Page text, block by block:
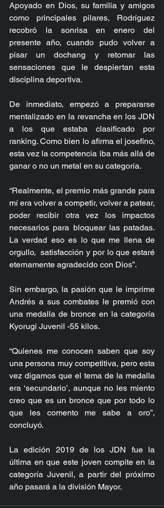
Apoyado en Dios, su familia y amigos
como principales pilares, Rodríguez
recobró la sonrisa en enero del
presente año, cuando pudo volver a
pisar un dochang y retomar las
sensaciones que le despiertan esta
disciplina deportiva.
De inmediato, empezó a prepararse
mentalizado en la revancha en los JDN
a los que estaba clasificado por
ranking. Como bien lo afirma el josefino,
esta vez la competencia iba más allá de
ganar o no un metal en su categoría.
“Realmente, el premio más grande para
mí era volver a competir, volver a patear,
poder recibir otra vez los impactos
necesarios para bloquear las patadas.
La verdad eso es lo que me llena de
orgullo,  satisfacción y por lo que estaré
eternamente agradecido con Dios”.
Sin embargo, la pasión que le imprime
Andrés a sus combates le premió con
una medalla de bronce en la categoría
Kyorugi Juvenil -55 kilos.
“Quienes me conocen saben que soy
una persona muy competitiva, pero esta
vez digamos que el tema de la medalla
era ‘secundario’, aunque no les miento
creo que es un bronce que por todo lo
que les comento me sabe a oro”,
concluyó.
La edición 2019 de los JDN fue la
última en que este joven compite en la
categoría Juvenil, a partir del próximo
año pasará a la división Mayor.